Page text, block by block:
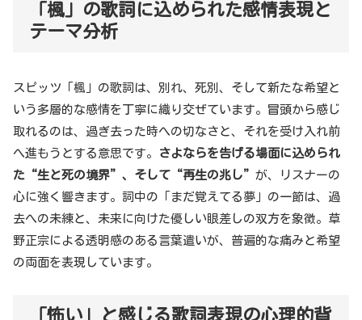
「楓」の歌詞に込められた感情表現と
テーマ分析
スピッツ「楓」の歌詞は、別れ、死別、そして新たな希望と
いう多層的な感情を丁寧に織り交ぜています。冒頭から感じ
取れるのは、過ぎ去った時への切なさと、それを受け入れ前
へ進もうとする意思です。
さよならを告げる場面に込められ
た“生と死の境界”、そして“再生の兆し” が、リスナーの
心に強く響きます。詞中の「まだ覚えてる夢」の一節は、過
去への未練と、未来に向けた優しい眼差しの双方を象徴。草
野正宗による透明感のある言葉遣いが、普遍的な痛みと希望
の両面を表現しています。
「怖い」と感じる歌詞表現の心理的背